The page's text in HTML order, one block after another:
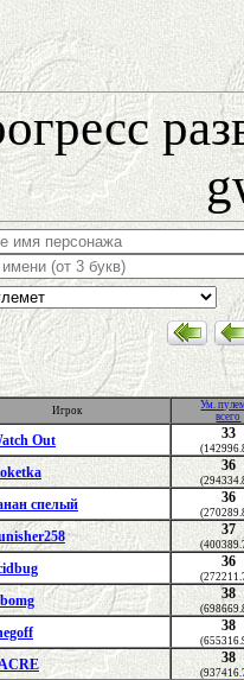
Игрок
Ум.
всего
Out 33
36
спелый 36
37
36
38
38
38